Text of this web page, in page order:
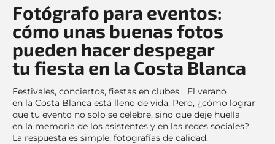
Fotógrafo para eventos:
cómo unas buenas fotos
pueden hacer despegar
tu fiesta en la Costa Blanca
Festivales, conciertos, fiestas en clubes… El verano
en la Costa Blanca está lleno de vida. Pero, ¿cómo lograr
que tu evento no solo se celebre, sino que deje huella
en la memoria de los asistentes y en las redes sociales?
La respuesta es simple: fotografías de calidad.